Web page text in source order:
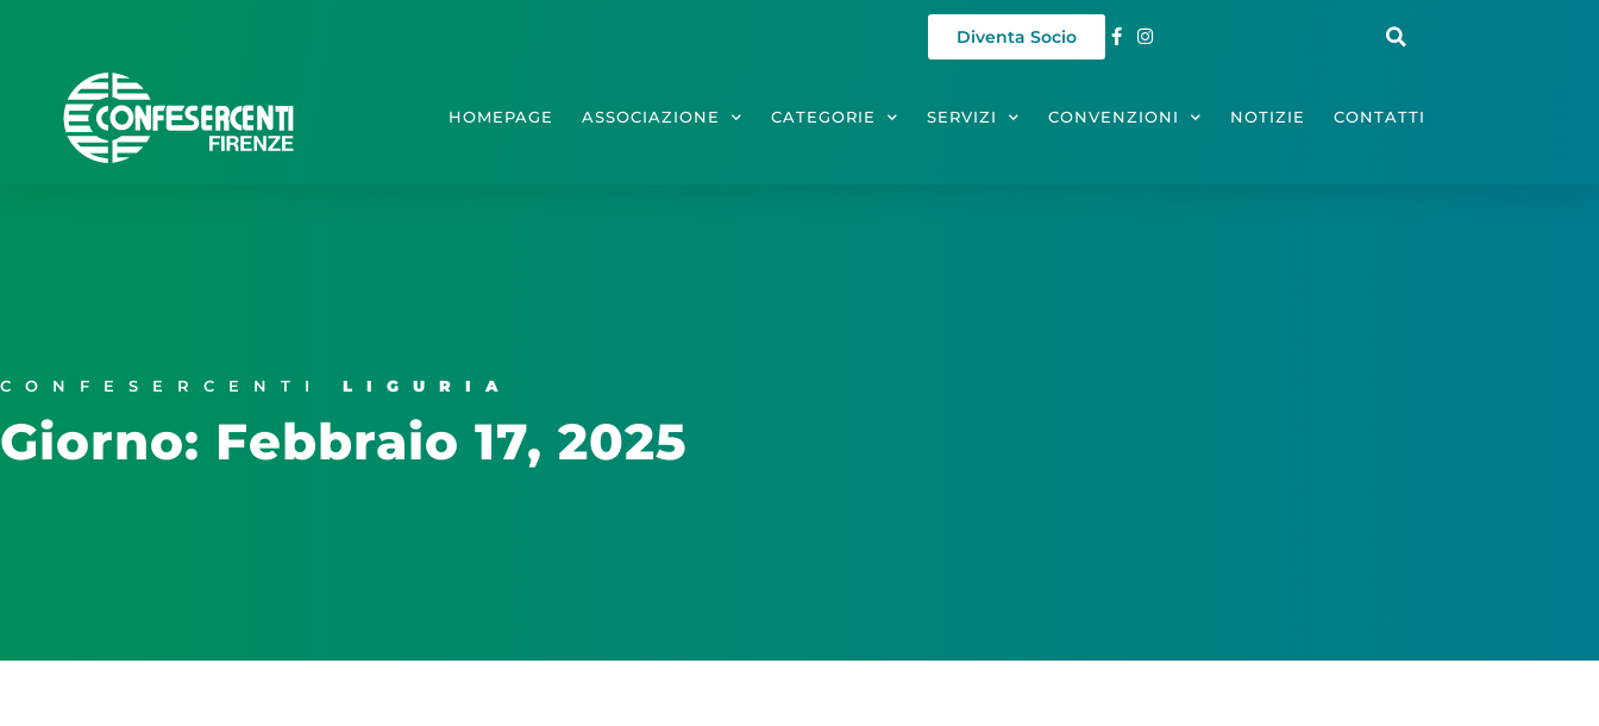
Diventa Socio
HOMEPAGE ASSOCIAZIONE CATEGORIE SERVIZI CONVENZIONI NOTIZIE CONTATTI
CONFESERCENTI LIGURIA
Giorno: Febbraio 17, 2025